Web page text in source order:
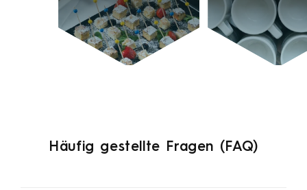
Häufig gestellte Fragen (FAQ)